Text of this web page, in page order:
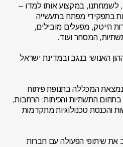
לשמחתנו, במקצוע אותו למדו –
בתפקידי מפתח בתעשייה
הייטק, מפעלים מובילים,
המסחר ועוד.
האנושי בנגב ובמדינת ישראל
המכללה בתנופת פיתוח
בתחום התשתיות והכיתות: הרחבות,
והכנסת טכנולוגיות מתקדמות
את שיתופי הפעולה עם חברות